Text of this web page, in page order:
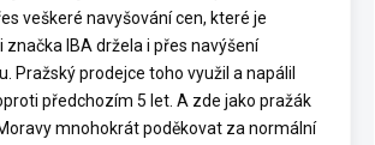
veškeré navyšování cen, které je
značka IBA držela i přes navýšení
Pražský prodejce toho využil a napálil
předchozím 5 let. A zde jako pražák
mnohokrát poděkovat za normální